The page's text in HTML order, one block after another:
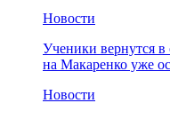
Новости
Ученики вернутся
на Макаренко уже
Новости